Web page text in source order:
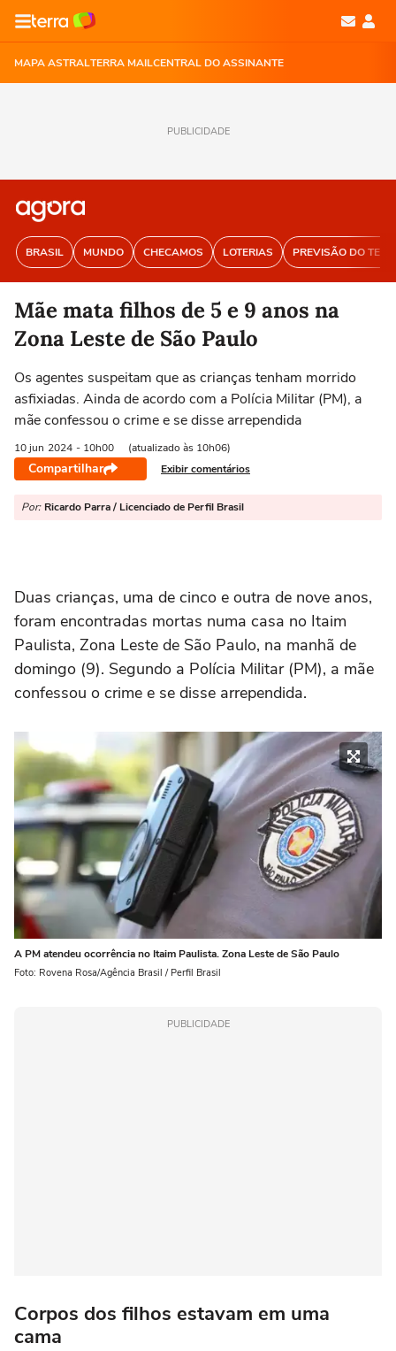
MAPA ASTRALTERRA MAILCENTRAL DO ASSINANTE
PUBLICIDADE
BRASIL MUNDO CHECAMOS LOTERIAS PREVISÃO DO
Mãe mata filhos de 5 e 9 anos na
Zona Leste de São Paulo
Os agentes suspeitam que as crianças tenham morrido
asfixiadas. Ainda de acordo com a Polícia Militar (PM), a
mãe confessou o crime e se disse arrependida
10 jun 2024 - 10h00 (atualizado às 10h06)
Compartilhar Exibir comentários
Por: Ricardo Parra / Licenciado de Perfil Brasil
Duas crianças, uma de cinco e outra de nove anos,
foram encontradas mortas numa casa no Itaim
Paulista, Zona Leste de São Paulo, na manhã de
domingo (9). Segundo a Polícia Militar (PM), a mãe
confessou o crime e se disse arrependida.
A PM atendeu ocorrência no Itaim Paulista. Zona Leste de São Paulo
Foto: Rovena Rosa/Agência Brasil / Perfil Brasil
PUBLICIDADE
Corpos dos filhos estavam em uma
cama